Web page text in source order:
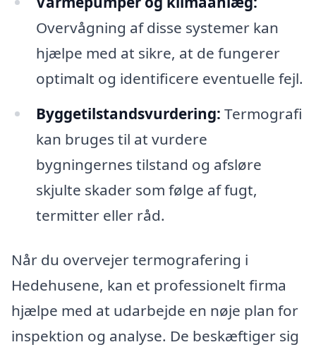
Overvågning af disse systemer kan
hjælpe med at sikre, at de fungerer
optimalt og identificere eventuelle fejl.
Byggetilstandsvurdering: Termografi
kan bruges til at vurdere
bygningernes tilstand og afsløre
skjulte skader som følge af fugt,
termitter eller råd.
Når du overvejer termografering i
Hedehusene, kan et professionelt firma
hjælpe med at udarbejde en nøje plan for
inspektion og analyse. De beskæftiger sig